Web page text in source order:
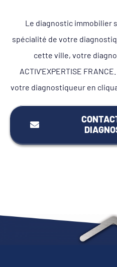
Le diagnostic immobilier
spécialité de votre
cette ville, votre
ACTIV'EXPERTISE
votre diagnostiqueur en